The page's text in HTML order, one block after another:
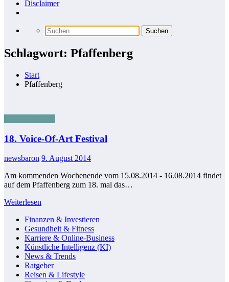
Disclaimer
Schlagwort: Pfaffenberg
Start
Pfaffenberg
18. Voice-Of-Art Festival
newsbaron 9. August 2014
Am kommenden Wochenende vom 15.08.2014 - 16.08.2014 findet
auf dem Pfaffenberg zum 18. mal das…
Weiterlesen
Finanzen & Investieren
Gesundheit & Fitness
Karriere & Online-Business
Künstliche Intelligenz (KI)
News & Trends
Ratgeber
Reisen & Lifestyle